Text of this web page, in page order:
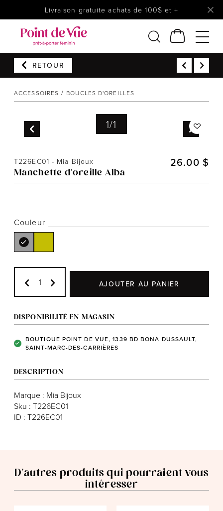
Livraison gratuite achats de 100$ et +
Femmes
Lingerie
Chaussures
Prêt à reporter
Notre histoire
L'équipe
Politiques de cookies
Politiques et conditions d'achats
RETOUR
ACCESSOIRES BOUCLES D'OREILLES
1/1
T226EC01 - Mia Bijoux
Manchette d'oreille Alba
26.00 $
Couleur
AJOUTER AU PANIER
DISPONIBILITÉ EN MAGASIN
BOUTIQUE POINT DE VUE, 1339 BD BONA DUSSAULT,
SAINT-MARC-DES-CARRIÈRES
DESCRIPTION
Marque : Mia Bijoux
Sku : T226EC01
ID : T226EC01
D'autres produits qui pourraient vous
intéresser